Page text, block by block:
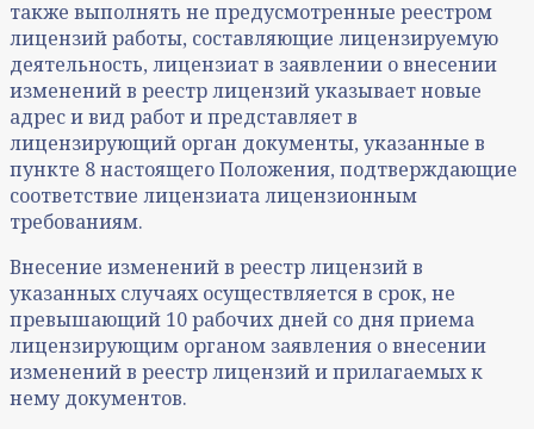
также выполнять не предусмотренные реестром
лицензий работы, составляющие лицензируемую
деятельность, лицензиат в заявлении о внесении
изменений в реестр лицензий указывает новые
адрес и вид работ и представляет в
лицензирующий орган документы, указанные в
пункте 8 настоящего Положения, подтверждающие
соответствие лицензиата лицензионным
требованиям.
Внесение изменений в реестр лицензий в
указанных случаях осуществляется в срок, не
превышающий 10 рабочих дней со дня приема
лицензирующим органом заявления о внесении
изменений в реестр лицензий и прилагаемых к
нему документов.